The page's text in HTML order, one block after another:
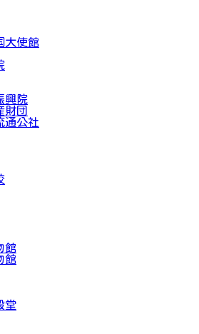
大使館
興院
財団
通公社
館
館
堂